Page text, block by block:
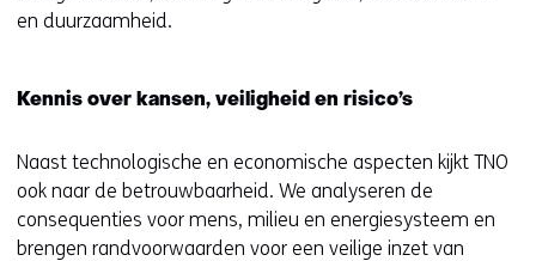
en duurzaamheid.
Kennis over kansen, veiligheid en risico’s
Naast technologische en economische aspecten kijkt TNO
ook naar de betrouwbaarheid. We analyseren de
consequenties voor mens, milieu en energiesysteem en
brengen randvoorwaarden voor een veilige inzet van